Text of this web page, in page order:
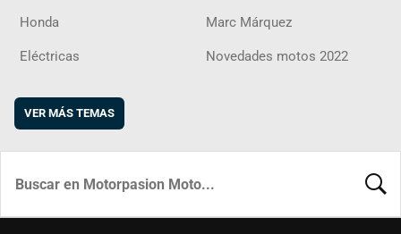
Honda Marc Márquez
Eléctricas Novedades motos 2022
VER MÁS TEMAS